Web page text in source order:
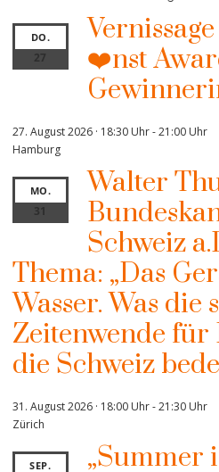
DO.
27
❤️nst
27. August 2026 · 18:30 Uhr-21:00 Uhr
Hamburg
MO.
31
Walter
Schweiz
Thema: „Das
Wasser. Was die
Zeitenwende für
die Schweiz
31. August 2026 · 18:00 Uhr-21:30 Uhr
Zürich
SEP.
„Summer